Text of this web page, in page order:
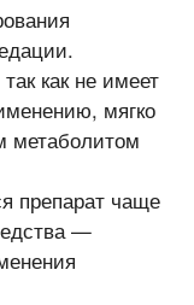
как не имеет
мягко
метаболитом
препарат чаще
—